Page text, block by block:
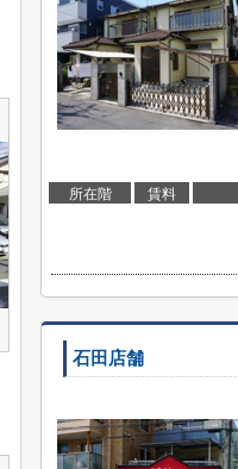
所在階 賃料
石田店舗